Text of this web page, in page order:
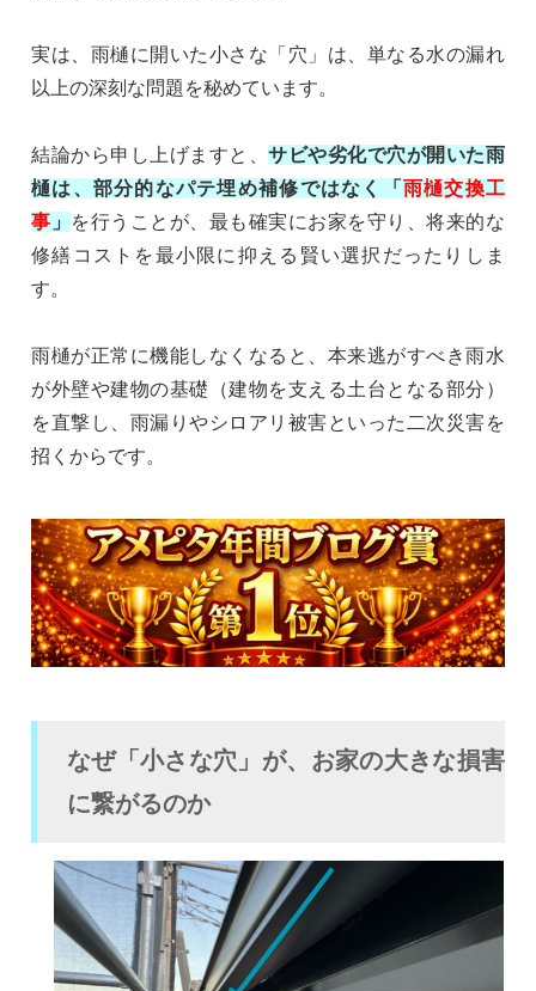
実は、雨樋に開いた小さな「穴」は、単なる水の漏れ
以上の深刻な問題を秘めています。
結論から申し上げますと、サビや劣化で穴が開いた雨
樋は、部分的なパテ埋め補修ではなく
「 雨樋交換工
事 」
を行うことが、最も確実にお家を守り、将来的な
修繕コストを最小限に抑える賢い選択だったりしま
す。
雨樋が正常に機能しなくなると、本来逃がすべき雨水
が外壁や建物の基礎（建物を支える土台となる部分）
を直撃し、雨漏りやシロアリ被害といった二次災害を
招くからです。
なぜ「小さな穴」が、お家の大きな損害
に繋がるのか